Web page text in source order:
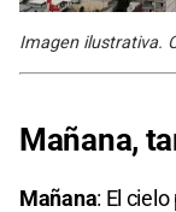
Imagen ilustrativa.
Mañana,
Mañana: El